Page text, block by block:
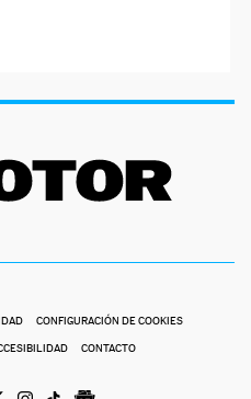
CONFIGURACIÓN DE COOKIES
CONTACTO